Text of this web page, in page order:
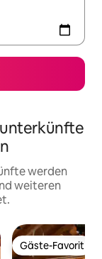
werden
weiteren
Gäste-Favorit
Gäste-Favorit